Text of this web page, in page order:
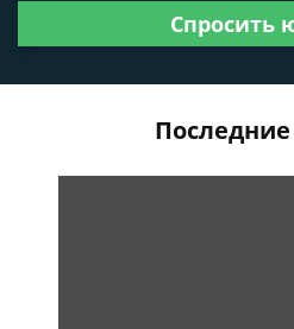
Спросить
Последние